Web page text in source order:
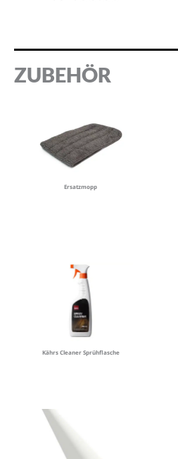
ZUBEHÖR
Ersatzmopp
Kährs Cleaner Sprühflasche